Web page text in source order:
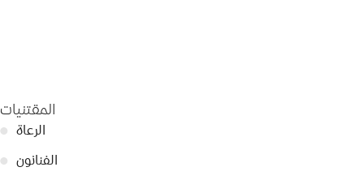
المقتنيات
● الرعاة
● الفنانون